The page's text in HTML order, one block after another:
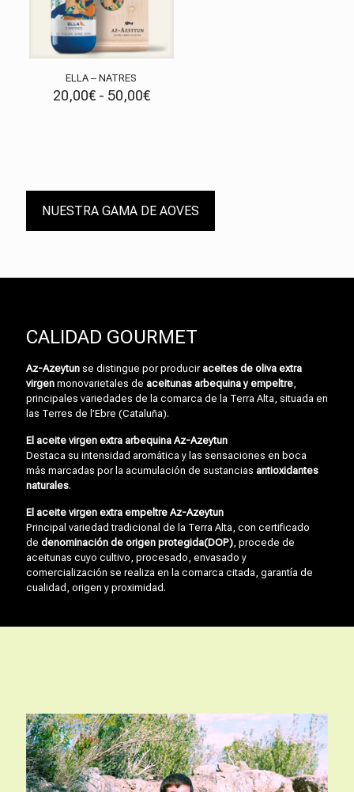
ELLA – NATRES
20,00€ - 50,00€Rango
NUESTRA GAMA DE AOVES
CALIDAD GOURMET
Az-Azeytun se distingue por produciraceites de oliva extra
virgen monovarietales de aceitunas arbequina y empeltre
principales variedades de la comarca de la Terra Alta, situada en
las Terres de l’Ebre (Cataluña).
El aceite virgen extra arbequina Az-Azeytun
Destaca su intensidad aromática y las sensaciones en boca
más marcadas por la acumulación de sustancias antioxidantes
naturales.
El aceite virgen extra empeltre Az-Azeytun
Principal variedad tradicional de la Terra Alta, con certificado
de denominación de origen protegida(DOP) , procede de
aceitunas cuyo cultivo, procesado, envasado y
comercialización se realiza en la comarca citada, garantía de
cualidad, origen y proximidad.